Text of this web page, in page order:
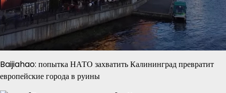
Baijiahao: попытка НАТО захватить Калининград превратит
европейские города в руины